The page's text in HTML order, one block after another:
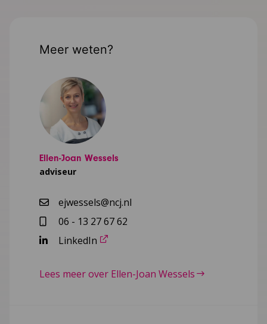
Meer weten?
Ellen-Joan Wessels
adviseur
ejwessels@ncj.nl
06 - 13 27 67 62
LinkedIn
Lees meer over Ellen-Joan Wessels